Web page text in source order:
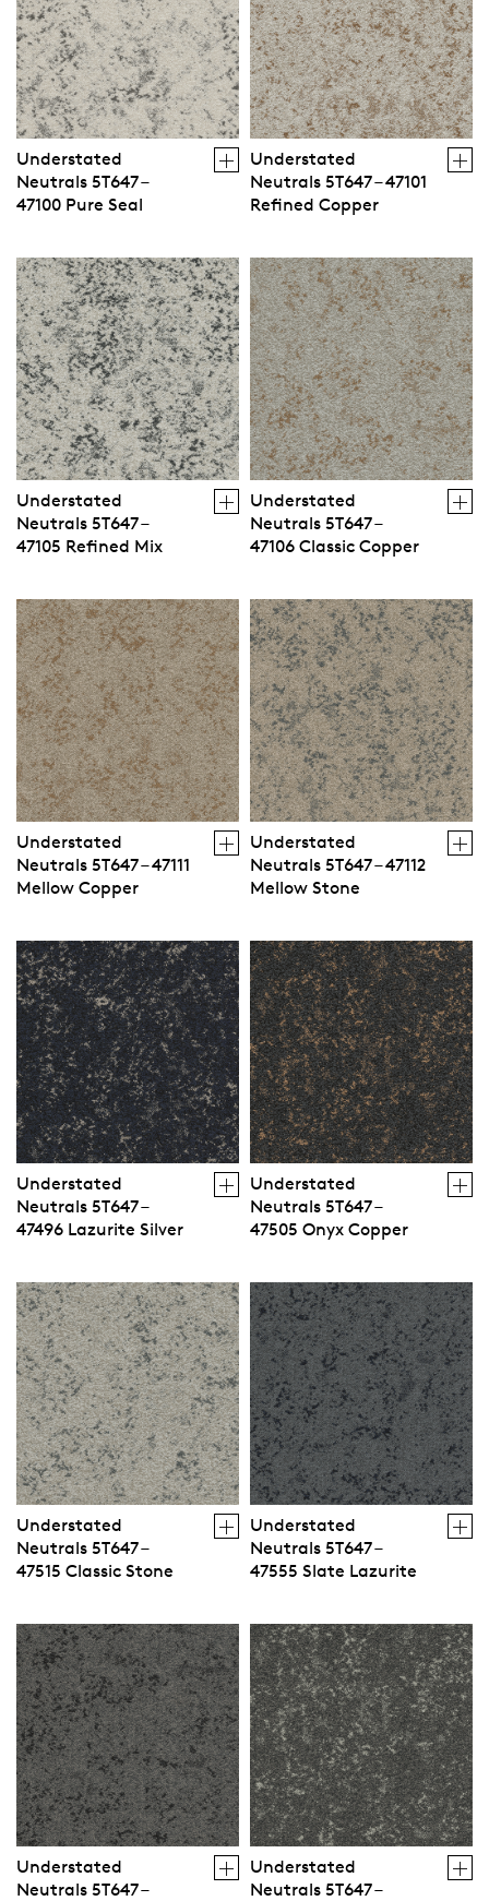
Understated
Neutrals 5T647 –
47100 Pure Seal
Understated
Neutrals 5T647 – 47101
Refined Copper
Understated
Neutrals 5T647 –
47105 Refined Mix
Understated
Neutrals 5T647 –
47106 Classic Copper
Understated
Neutrals 5T647 – 47111
Mellow Copper
Understated
Neutrals 5T647 – 47112
Mellow Stone
Understated
Neutrals 5T647 –
47496 Lazurite Silver
Understated
Neutrals 5T647 –
47505 Onyx Copper
Understated
Neutrals 5T647 –
47515 Classic Stone
Understated
Neutrals 5T647 –
47555 Slate Lazurite
Understated
Neutrals 5T647 –
Understated
Neutrals 5T647 –